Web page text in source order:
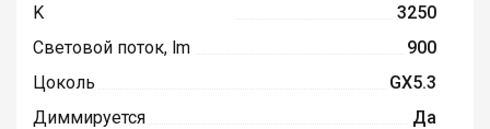
K
3250
Световой поток, lm
900
Цоколь
GX5.3
Диммируется
Да